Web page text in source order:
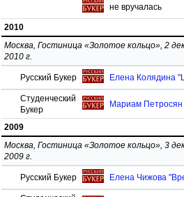
не вручалась
2010
Москва, Гостиница «Золотое кольцо», 2
2010 г.
Русский Букер Елена Колядина
Студенческий
Букер
Мариам
2009
Москва, Гостиница «Золотое кольцо», 3
2009 г.
Русский Букер Елена Чижова